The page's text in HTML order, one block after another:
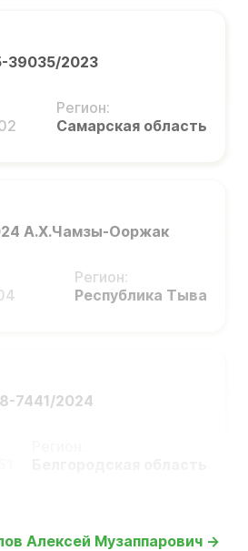
39035/2023
Регион:
Самарская область
А.Х.Чамзы-Ооржак
Регион:
Республика Тыва
7441/2024
Алексей Музаппарович →